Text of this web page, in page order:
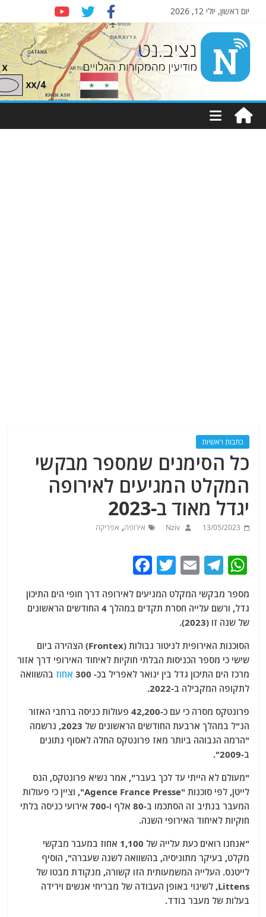
יום ראשון, יולי 12, 2026
Nziv.net
מודיעין
מהמקורות
כתבות ראשיות
כל הסימנים שמספר מבקשי
המקלט המגיעים לאירופה
יגדל מאוד ב-2023
13/05/2023
Nziv אירופה, אפריקה
W
at
s
A
p
p
T
e
g
ra
m
E
m
ai
l
T
itt
er
a
c
b
o
o
מספר מבקשי המקלט המגיעים לאירופה דרך חופי הים התיכון
גדל, ורשם עלייה חסרת תקדים במהלך 4 החודשים הראשונים
של שנה זו (2023).
הסוכנות האירופית לניטור גבולות (Frontex) הצהירה ביום
שישי כי מספר הכניסות הבלתי חוקיות לאיחוד האירופי דרך אזור
מרכז הים התיכון גדל בין ינואר לאפריל בכ- 300
אחוז בהשוואה
לתקופה המקבילה ב-2022.
פרונטקס מסרה כי עם כ-42,200 פעולות כניסה ברחבי האזור
הנ"ל במהלך ארבעת החודשים הראשונים של 2023, נרשמה
"הרמה הגבוהה ביותר מאז פרונטקס החלה לאסוף נתונים
ב-2009".
"מעולם לא הייתי עד לכך בעבר", אמר נשיא פרונטקס, הנס
לייטן, לפי סוכנות "Agence France Presse", וציין כי פעולות
המעבר בנתיב זה הסתכמו ב-80 אלף ו-700 אירועי כניסה בלתי
חוקיות לאיחוד האירופי השנה.
"אנחנו רואים כעת עלייה של 1,100 אחוז במעבר מבקשי
מקלט, בעיקר מתוניסיה, בהשוואה לשנה שעברה", הוסיף
לייטנס. העלייה המשמעותית הזו קשורה, מנקודת מבטו של
Littens, לשינוי באופן העבודה של מבריחי אנשים וירידה
בעלות של מעבר בודד.